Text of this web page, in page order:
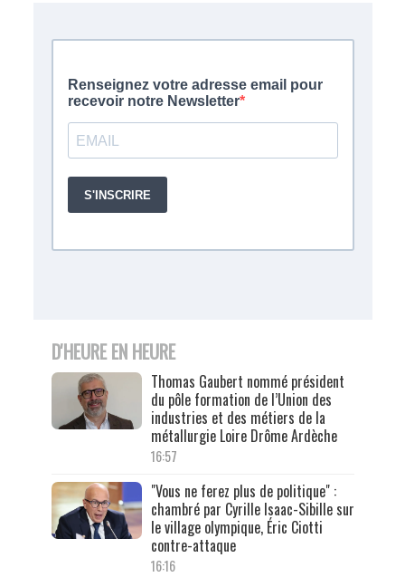
D'HEURE EN HEURE
Thomas Gaubert nommé président
du pôle formation de l’Union des
industries et des métiers de la
métallurgie Loire Drôme Ardèche
16:57
"Vous ne ferez plus de politique" :
chambré par Cyrille Isaac-Sibille sur
le village olympique, Éric Ciotti
contre-attaque
16:16